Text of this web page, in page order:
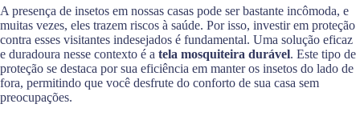
A presença de insetos em nossas casas pode ser bastante incômoda, e
muitas vezes, eles trazem riscos à saúde. Por isso, investir em proteção
contra esses visitantes indesejados é fundamental. Uma solução eficaz
e duradoura nesse contexto é a tela mosquiteira durável. Este tipo de
proteção se destaca por sua eficiência em manter os insetos do lado de
fora, permitindo que você desfrute do conforto de sua casa sem
preocupações.